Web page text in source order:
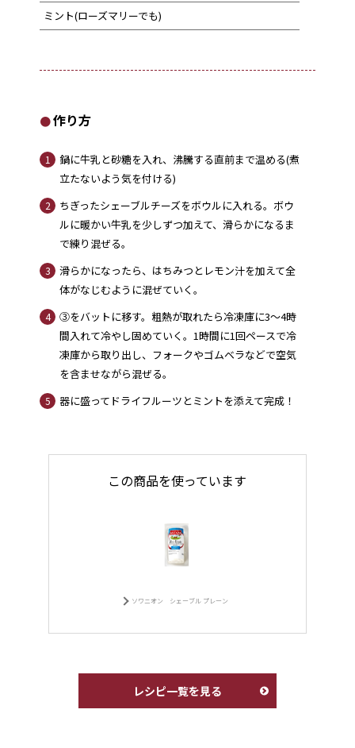
ミント(ローズマリーでも)
作り方
1
鍋に牛乳と砂糖を入れ、沸騰する直前まで温める(煮
立たないよう気を付ける)
2
ちぎったシェーブルチーズをボウルに入れる。ボウ
ルに暖かい牛乳を少しずつ加えて、滑らかになるま
で練り混ぜる。
3
滑らかになったら、はちみつとレモン汁を加えて全
体がなじむように混ぜていく。
4
③をバットに移す。粗熱が取れたら冷凍庫に3～4時
間入れて冷やし固めていく。1時間に1回ペースで冷
凍庫から取り出し、フォークやゴムベラなどで空気
を含ませながら混ぜる。
5 器に盛ってドライフルーツとミントを添えて完成！
この商品を使っています
ソワニオン シェーブル プレーン
レシピ一覧を見る